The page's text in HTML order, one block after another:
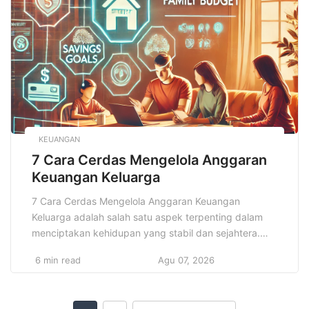
budaya setiap masyarakat. Salah satu cara paling
kuat […]
KEUANGAN
7 Cara Cerdas Mengelola Anggaran
Keuangan Keluarga
7 Cara Cerdas Mengelola Anggaran Keuangan
Keluarga adalah salah satu aspek terpenting dalam
menciptakan kehidupan yang stabil dan sejahtera.
keseimbangan antara pendapatan dan pengeluaran,
6 min read Agu 07, 2026